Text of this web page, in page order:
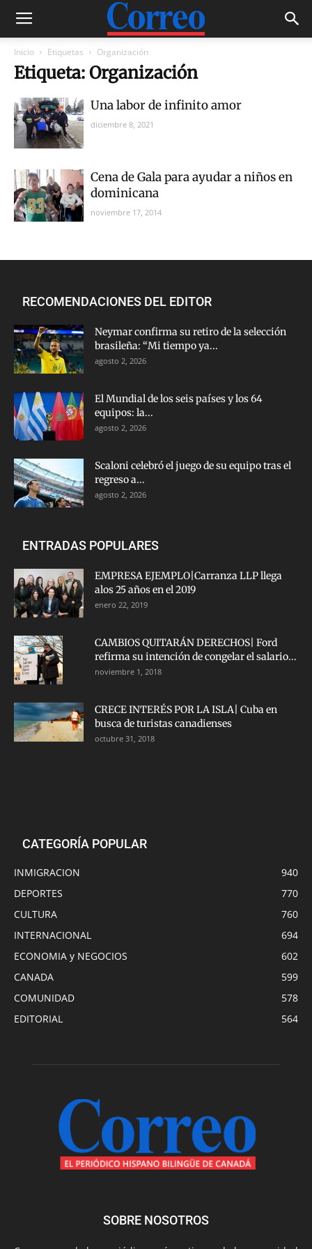
Inicio Etiquetas Organización
Etiqueta: Organización
Una labor de infinito amor
diciembre 8, 2021
Cena de Gala para ayudar a niños en
dominicana
noviembre 17, 2014
RECOMENDACIONES DEL EDITOR
Neymar confirma su retiro de la selección
brasileña: “Mi tiempo ya...
agosto 2, 2026
El Mundial de los seis países y los 64
equipos: la...
agosto 2, 2026
Scaloni celebró el juego de su equipo tras el
regreso a...
agosto 2, 2026
ENTRADAS POPULARES
EMPRESA EJEMPLO|Carranza LLP llega
alos 25 años en el 2019
enero 22, 2019
CAMBIOS QUITARÁN DERECHOS| Ford
refirma su intención de congelar el salario...
noviembre 1, 2018
CRECE INTERÉS POR LA ISLA| Cuba en
busca de turistas canadienses
octubre 31, 2018
CATEGORÍA POPULAR
INMIGRACION
940
DEPORTES
770
CULTURA
760
INTERNACIONAL
694
ECONOMIA y NEGOCIOS
602
CANADA
599
COMUNIDAD
578
EDITORIAL
564
SOBRE NOSOTROS